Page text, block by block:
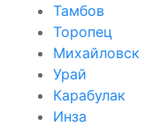
Тамбов
Торопец
Михайловск
Урай
Карабулак
Инза